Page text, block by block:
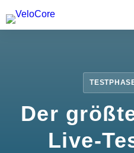
Partnerprogramm
Der
Live-